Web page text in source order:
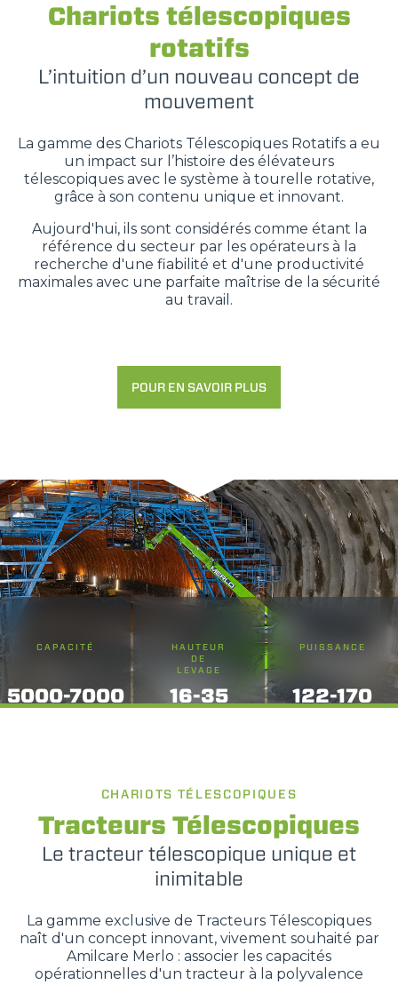
Chariots télescopiques
rotatifs
L’intuition d’un nouveau concept de
mouvement
La gamme des Chariots Télescopiques Rotatifs a eu
un impact sur l’histoire des élévateurs
télescopiques avec le système à tourelle rotative,
grâce à son contenu unique et innovant.
Aujourd'hui, ils sont considérés comme étant la
référence du secteur par les opérateurs à la
recherche d'une fiabilité et d'une productivité
maximales avec une parfaite maîtrise de la sécurité
au travail.
POUR EN SAVOIR PLUS
CAPACITÉ
5000-7000
HAUTEUR
DE
LEVAGE
16-35
PUISSANCE
122-170
CHARIOTS TÉLESCOPIQUES
Tracteurs Télescopiques
Le tracteur télescopique unique et
inimitable
La gamme exclusive de Tracteurs Télescopiques
naît d'un concept innovant, vivement souhaité par
Amilcare Merlo : associer les capacités
opérationnelles d'un tracteur à la polyvalence